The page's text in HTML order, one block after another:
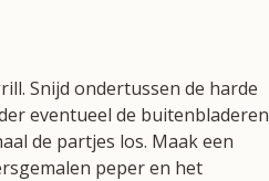
Snijd ondertussen de harde
eventueel de buitenbladeren
de partjes los. Maak een
peper en het